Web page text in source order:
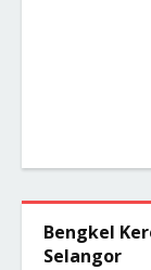
Bengkel
Selangor